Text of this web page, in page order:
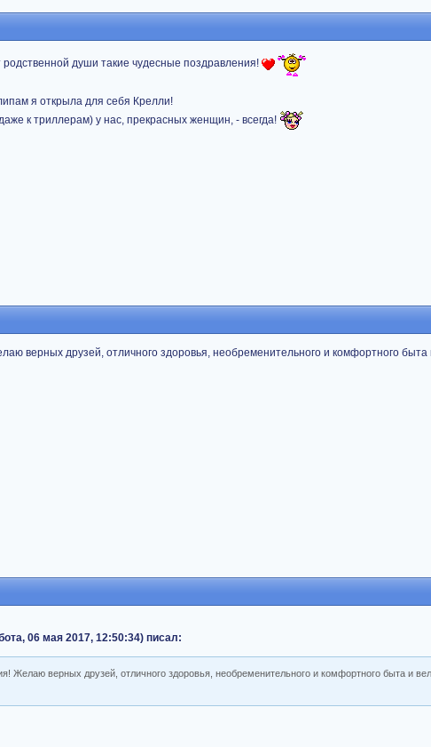
души такие чудесные поздравления!
я открыла для себя Крелли!
к триллерам) у нас, прекрасных женщин, - всегда!
верных друзей, отличного здоровья, необременительного и комфортного быта
06 мая 2017, 12:50:34) писал:
Желаю верных друзей, отличного здоровья, необременительного и комфортного быта и